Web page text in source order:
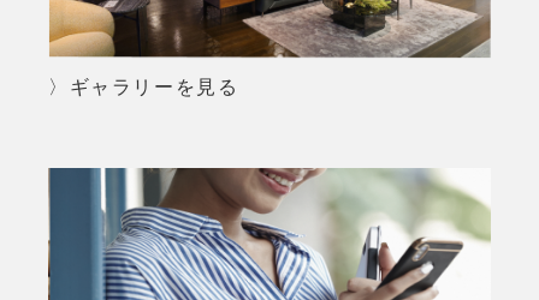
〉ギャラリーを見る